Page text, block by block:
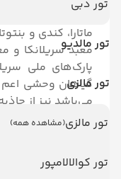
تور دبی
تور مالدیو
تور مالزی
تور مالزی(مشاهده همه)
تور کوالالامپور
از جاذبه‌های
ماتارا، کندی و
معبد سریلانکا و
پارک‌های ملی
گیاهان وحشی
می‌باشد نیز از
سریلانکا با
گردشگران را به
مردمان
فستیوال‌های